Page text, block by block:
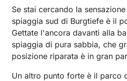
Se stai cercando la
spiaggia sud di Burgtiefe è il
Gettate l'ancora davanti alla
spiaggia di pura sabbia, che
posizione riparata è in gran
Un altro punto forte è il parco